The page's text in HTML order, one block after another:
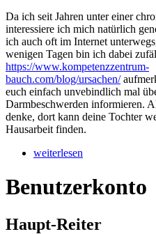
Da ich seit Jahren unter einer
interessiere ich mich natürlich
ich auch oft im Internet
wenigen Tagen bin ich dabei
https://www.kompetenzzentrum-
bauch.com/blog/ursachen/
euch einfach unvebindlich mal
Darmbeschwerden informieren.
denke, dort kann deine Tochter
Hausarbeit finden.
weiterlesen
Benutzerkonto
Haupt-Reiter